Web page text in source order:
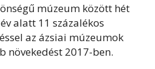
múzeum között hét
alatt 11 százalékos
az ázsiai múzeumok
növekedést 2017-ben.